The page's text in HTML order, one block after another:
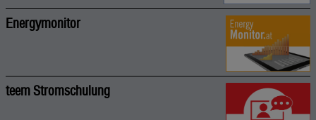
Energymonitor
teem Stromschulung